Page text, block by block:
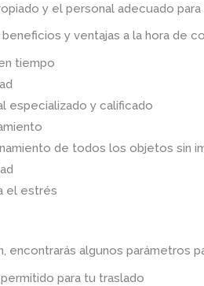
y el personal adecuado para
y ventajas a la hora de
tiempo
especializado y calificado
de todos los objetos sin
el estrés
encontrarás algunos parámetros
para tu traslado